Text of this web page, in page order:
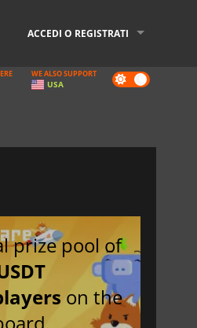
ACCEDI O REGISTRATI
Dark
mode
WE ALSO SUPPORT
USA
prize pool of
on the